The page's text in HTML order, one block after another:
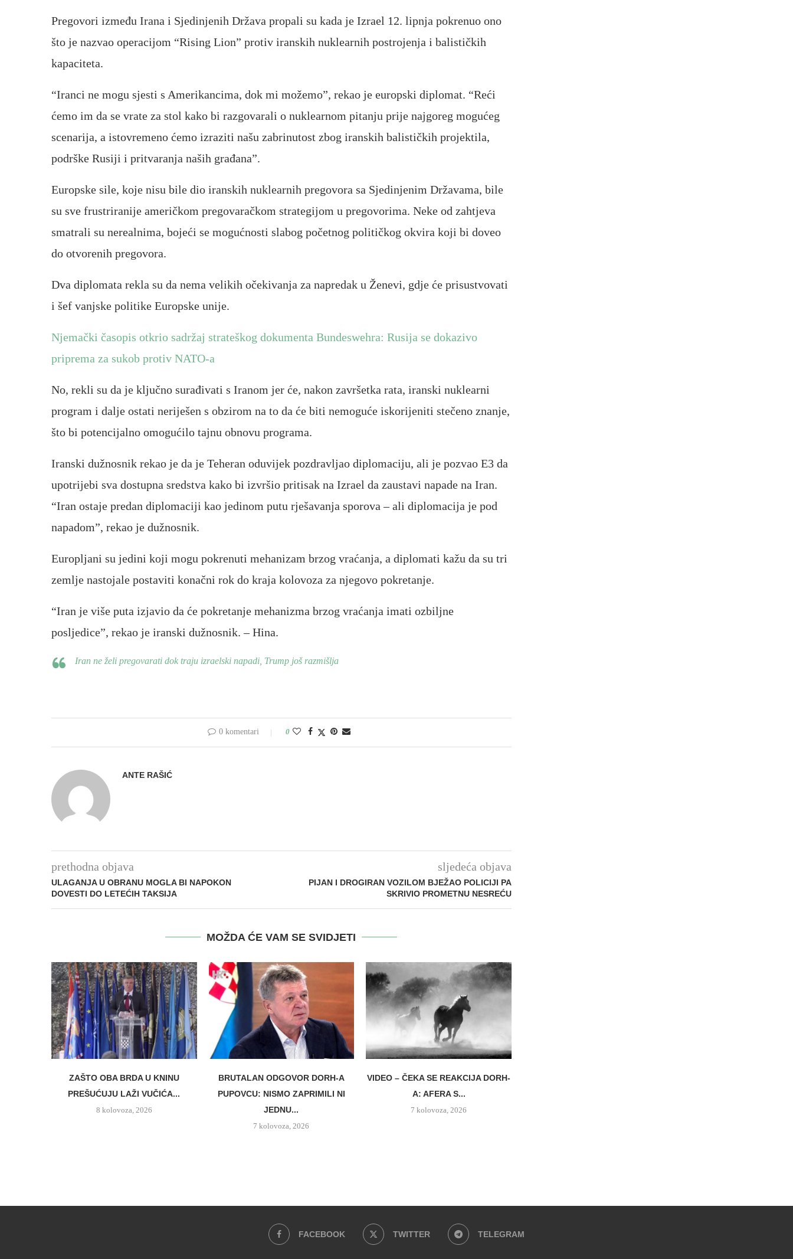
Pregovori između Irana i Sjedinjenih Država propali su kada je Izrael 12. lipnja pokrenuo ono
što je nazvao operacijom “Rising Lion” protiv iranskih nuklearnih postrojenja i balističkih
kapaciteta.
“Iranci ne mogu sjesti s Amerikancima, dok mi možemo”, rekao je europski diplomat. “Reći
ćemo im da se vrate za stol kako bi razgovarali o nuklearnom pitanju prije najgoreg mogućeg
scenarija, a istovremeno ćemo izraziti našu zabrinutost zbog iranskih balističkih projektila,
podrške Rusiji i pritvaranja naših građana”.
Europske sile, koje nisu bile dio iranskih nuklearnih pregovora sa Sjedinjenim Državama, bile
su sve frustriranije američkom pregovaračkom strategijom u pregovorima. Neke od zahtjeva
smatrali su nerealnima, bojeći se mogućnosti slabog početnog političkog okvira koji bi doveo
do otvorenih pregovora.
Dva diplomata rekla su da nema velikih očekivanja za napredak u Ženevi, gdje će prisustvovati
i šef vanjske politike Europske unije.
Njemački časopis otkrio sadržaj strateškog dokumenta Bundeswehra: Rusija se dokazivo
priprema za sukob protiv NATO-a
No, rekli su da je ključno surađivati ​​s Iranom jer će, nakon završetka rata, iranski nuklearni
program i dalje ostati neriješen s obzirom na to da će biti nemoguće iskorijeniti stečeno znanje,
što bi potencijalno omogućilo tajnu obnovu programa.
Iranski dužnosnik rekao je da je Teheran oduvijek pozdravljao diplomaciju, ali je pozvao E3 da
upotrijebi sva dostupna sredstva kako bi izvršio pritisak na Izrael da zaustavi napade na Iran.
“Iran ostaje predan diplomaciji kao jedinom putu rješavanja sporova – ali diplomacija je pod
napadom”, rekao je dužnosnik.
Europljani su jedini koji mogu pokrenuti mehanizam brzog vraćanja, a diplomati kažu da su tri
zemlje nastojale postaviti konačni rok do kraja kolovoza za njegovo pokretanje.
“Iran je više puta izjavio da će pokretanje mehanizma brzog vraćanja imati ozbiljne
posljedice”, rekao je iranski dužnosnik. – Hina.
Iran ne želi pregovarati dok traju izraelski napadi, Trump još razmišlja
0 komentari 0
ANTE RAŠIĆ
prethodna objava
ULAGANJA U OBRANU MOGLA BI NAPOKON
DOVESTI DO LETEĆIH TAKSIJA
sljedeća objava
PIJAN I DROGIRAN VOZILOM BJEŽAO POLICIJI PA
SKRIVIO PROMETNU NESREĆU
MOŽDA ĆE VAM SE SVIDJETI
ZAŠTO OBA BRDA U KNINU
PREŠUĆUJU LAŽI VUČIĆA...
8 kolovoza, 2026
BRUTALAN ODGOVOR DORH-A
PUPOVCU: NISMO ZAPRIMILI NI
JEDNU...
7 kolovoza, 2026
VIDEO – ČEKA SE REAKCIJA DORH-
A: AFERA S...
7 kolovoza, 2026
FACEBOOK TWITTER TELEGRAM